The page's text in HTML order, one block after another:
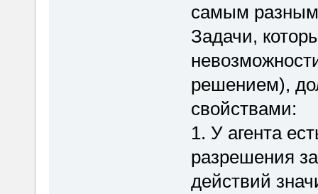
самым разным
Задачи,
решением),
свойствами:
1. У агента
разрешения
действий